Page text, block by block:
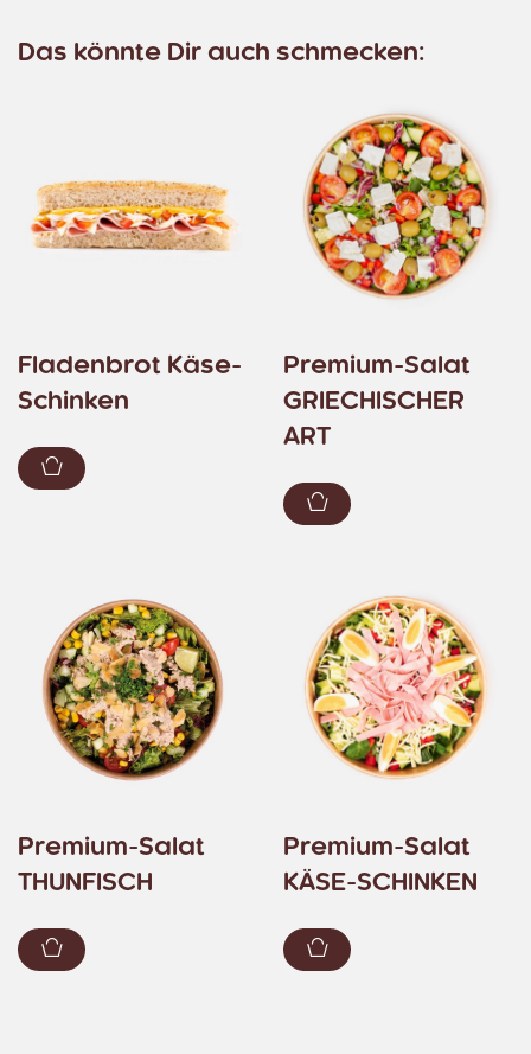
Das könnte Dir auch schmecken:
Fladenbrot Käse-
Schinken
Zum Warenkorb hinzufügen
Premium-Salat
GRIECHISCHER
ART
Zum Warenkorb
Premium-Salat
THUNFISCH
Zum Warenkorb hinzufügen
Premium-Salat
KÄSE-SCHINKEN
Zum Warenkorb